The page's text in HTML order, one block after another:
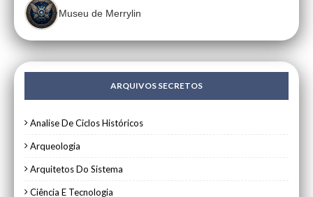
Museu de Merrylin
ARQUIVOS SECRETOS
Analise De Ciclos Históricos
Arqueologia
Arquitetos Do Sistema
Ciência E Tecnologia